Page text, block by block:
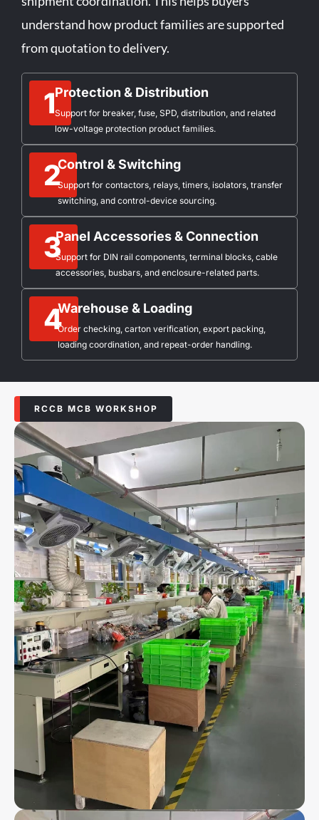
understand how product families are supported
from quotation to delivery.
1Protection & Distribution
Support for breaker, fuse, SPD, distribution, and related
low-voltage protection product families.
2Control & Switching
Support for contactors, relays, timers, isolators, transfer
switching, and control-device sourcing.
3Panel Accessories & Connection
Support for DIN rail components, terminal blocks, cable
accessories, busbars, and enclosure-related parts.
4Warehouse & Loading
Order checking, carton verification, export packing,
loading coordination, and repeat-order handling.
RCCB MCB WORKSHOP​